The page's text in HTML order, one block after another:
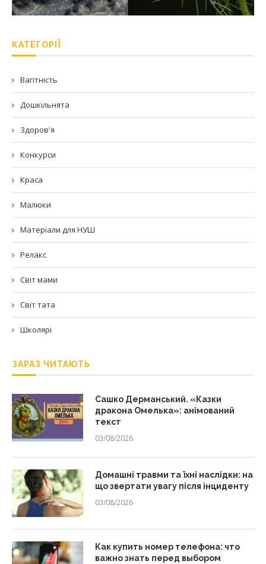
КАТЕГОРІЇ
Вагітність
Дошкільнята
Здоров'я
Конкурси
Краса
Малюки
Матеріали для НУШ
Релакс
Світ мами
Світ тата
Школярі
ЗАРАЗ ЧИТАЮТЬ
Сашко Дерманський. «Казки
дракона Омелька»: анімований
текст
03/08/2026
Домашні травми та їхні наслідки: на
що звертати увагу після інциденту
03/08/2026
Как купить номер телефона: что
важно знать перед выбором